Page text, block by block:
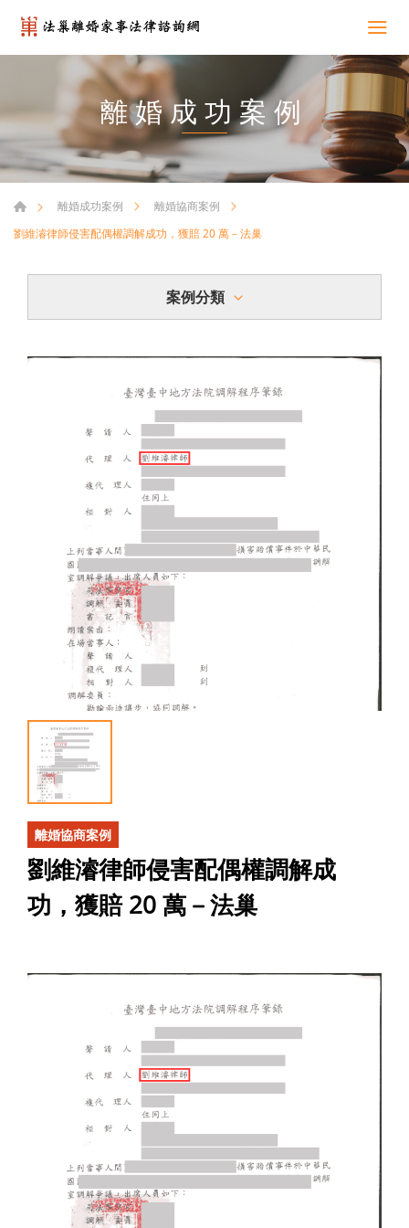
離婚成功案例
離婚成功案例
離婚協商案例
劉維濬律師侵害配偶權調解成功，獲賠 20 萬－法巢
案例分類
離婚協商案例
劉維濬律師侵害配偶權調解成
功，獲賠 20 萬－法巢